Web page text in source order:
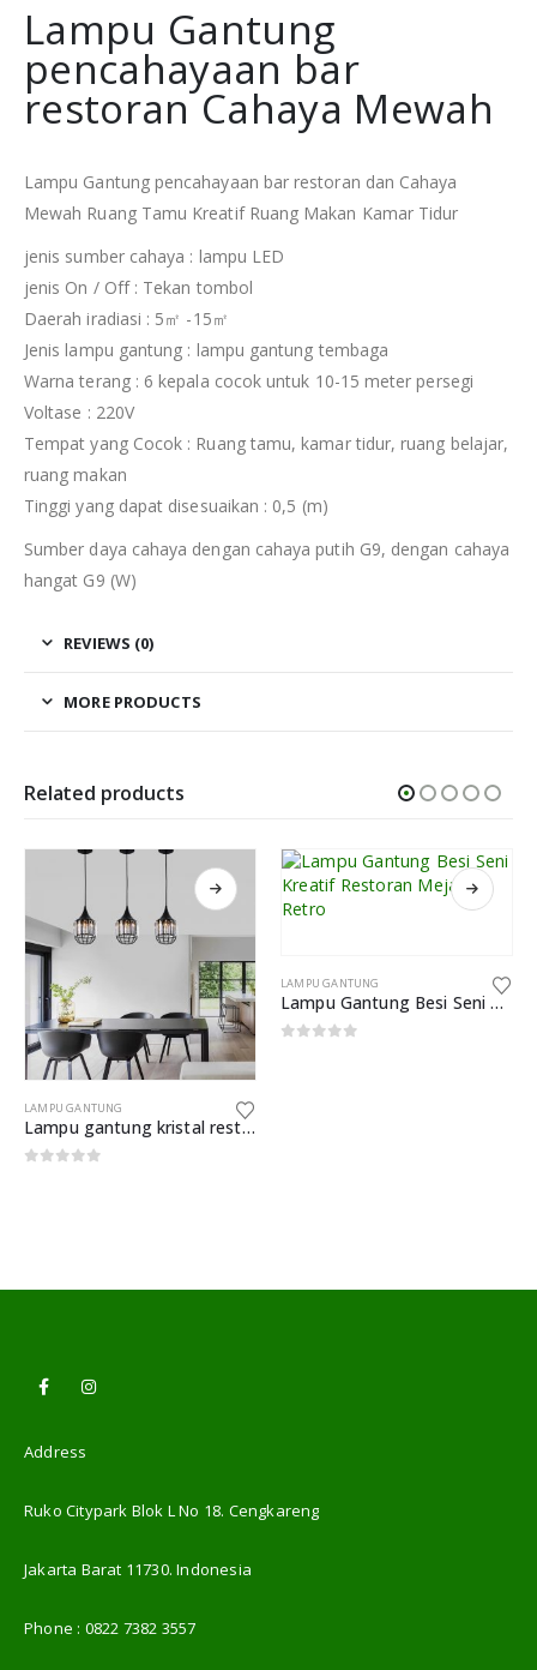
Lampu Gantung
pencahayaan bar
restoran Cahaya Mewah
Lampu Gantung pencahayaan bar restoran dan Cahaya
Mewah Ruang Tamu Kreatif Ruang Makan Kamar Tidur
jenis sumber cahaya : lampu LED
jenis On / Off : Tekan tombol
Daerah iradiasi : 5㎡ -15㎡
Jenis lampu gantung : lampu gantung tembaga
Warna terang : 6 kepala cocok untuk 10-15 meter persegi
Voltase : 220V
Tempat yang Cocok : Ruang tamu, kamar tidur, ruang belajar,
ruang makan
Tinggi yang dapat disesuaikan : 0,5 (m)
Sumber daya cahaya dengan cahaya putih G9, dengan cahaya
hangat G9 (W)
REVIEWS (0)
MORE PRODUCTS
Related products
LAMPU GANTUNG
Lampu gantung kristal restoran minimalis Nordik
LAMPU GANTUNG
Lampu Gantung Besi Seni Kreatif Restoran Meja Bar Retro
Address
Ruko Citypark Blok L No 18. Cengkareng
Jakarta Barat 11730. Indonesia
Phone : 0822 7382 3557